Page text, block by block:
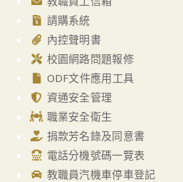
請購系統
內控聲明書
校園網路問題報修
ODF文件應用工具
資通安全管理
職業安全衛生
捐款芳名錄及同意書
電話分機號碼一覽表
教職員汽機車停車登記